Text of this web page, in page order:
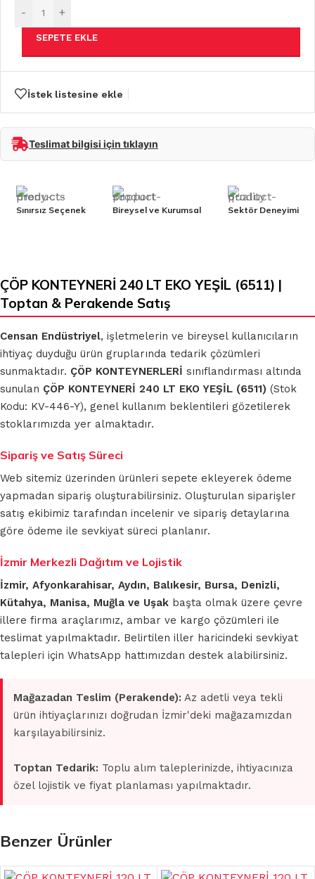
- +
SEPETE EKLE
İstek listesine ekle
Teslimat bilgisi için tıklayın
Sınırsız Seçenek Bireysel ve Kurumsal Sektör Deneyimi
ÇÖP KONTEYNERİ 240 LT EKO YEŞİL (6511) |
Toptan & Perakende Satış
Censan Endüstriyel, işletmelerin ve bireysel kullanıcıların
ihtiyaç duyduğu ürün gruplarında tedarik çözümleri
sunmaktadır. ÇÖP KONTEYNERLERİ sınıflandırması altında
sunulan ÇÖP KONTEYNERİ 240 LT EKO YEŞİL (6511) (Stok
Kodu: KV-446-Y), genel kullanım beklentileri gözetilerek
stoklarımızda yer almaktadır.
Sipariş ve Satış Süreci
Web sitemiz üzerinden ürünleri sepete ekleyerek ödeme
yapmadan sipariş oluşturabilirsiniz. Oluşturulan siparişler
satış ekibimiz tarafından incelenir ve sipariş detaylarına
göre ödeme ile sevkiyat süreci planlanır.
İzmir Merkezli Dağıtım ve Lojistik
İzmir, Afyonkarahisar, Aydın, Balıkesir, Bursa, Denizli,
Kütahya, Manisa, Muğla ve Uşak başta olmak üzere çevre
illere firma araçlarımız, ambar ve kargo çözümleri ile
teslimat yapılmaktadır. Belirtilen iller haricindeki sevkiyat
talepleri için WhatsApp hattımızdan destek alabilirsiniz.
Mağazadan Teslim (Perakende): Az adetli veya tekli
ürün ihtiyaçlarınızı doğrudan İzmir'deki mağazamızdan
karşılayabilirsiniz.
Toptan Tedarik: Toplu alım taleplerinizde, ihtiyacınıza
özel lojistik ve fiyat planlaması yapılmaktadır.
Benzer Ürünler